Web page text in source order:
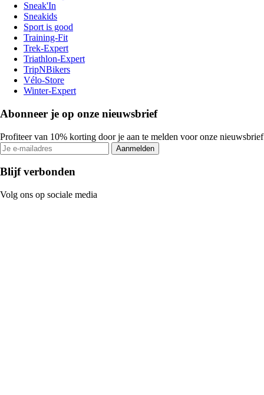
Sneak'In
Sneakids
Sport is good
Training-Fit
Trek-Expert
Triathlon-Expert
TripNBikers
Vélo-Store
Winter-Expert
Abonneer je op onze nieuwsbrief
Profiteer van 10% korting door je aan te melden voor onze nieuwsbrief
Aanmelden
Blijf verbonden
Volg ons op sociale media